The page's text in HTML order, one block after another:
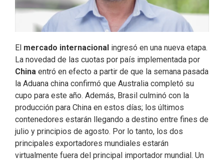
El mercado internacional ingresó en una nueva etapa.
La novedad de las cuotas por país implementada por
China entró en efecto a partir de que la semana pasada
la Aduana china confirmó que Australia completó su
cupo para este año. Además, Brasil culminó con la
producción para China en estos días; los últimos
contenedores estarán llegando a destino entre fines de
julio y principios de agosto. Por lo tanto, los dos
principales exportadores mundiales estarán
virtualmente fuera del principal importador mundial. Un